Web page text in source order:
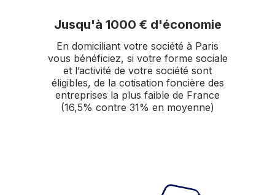
Jusqu'à 1000 € d'économie
En domiciliant votre société à Paris
vous bénéficiez, si votre forme sociale
et l’activité de votre société sont
éligibles, de la cotisation foncière des
entreprises la plus faible de France
(16,5% contre 31% en moyenne)